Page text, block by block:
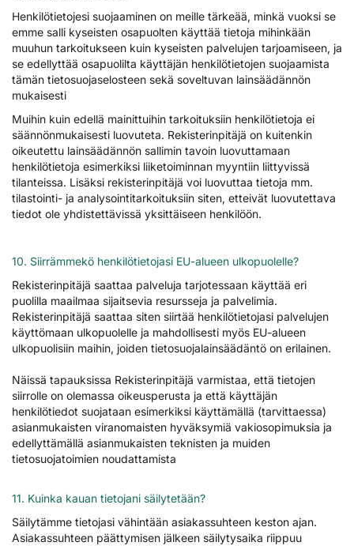
Henkilötietojesi suojaaminen on meille tärkeää, minkä vuoksi se
emme salli kyseisten osapuolten käyttää tietoja mihinkään
muuhun tarkoitukseen kuin kyseisten palvelujen tarjoamiseen, ja
se edellyttää osapuolilta käyttäjän henkilötietojen suojaamista
tämän tietosuojaselosteen sekä soveltuvan lainsäädännön
mukaisesti
Muihin kuin edellä mainittuihin tarkoituksiin henkilötietoja ei
säännönmukaisesti luovuteta. Rekisterinpitäjä on kuitenkin
oikeutettu lainsäädännön sallimin tavoin luovuttamaan
henkilötietoja esimerkiksi liiketoiminnan myyntiin liittyvissä
tilanteissa. Lisäksi rekisterinpitäjä voi luovuttaa tietoja mm.
tilastointi- ja analysointitarkoituksiin siten, etteivät luovutettava
tiedot ole yhdistettävissä yksittäiseen henkilöön.
10. Siirrämmekö henkilötietojasi EU-alueen ulkopuolelle?
Rekisterinpitäjä saattaa palveluja tarjotessaan käyttää eri
puolilla maailmaa sijaitsevia resursseja ja palvelimia.
Rekisterinpitäjä saattaa siten siirtää henkilötietojasi palvelujen
käyttömaan ulkopuolelle ja mahdollisesti myös EU-alueen
ulkopuolisiin maihin, joiden tietosuojalainsäädäntö on erilainen.
Näissä tapauksissa Rekisterinpitäjä varmistaa, että tietojen
siirrolle on olemassa oikeusperusta ja että käyttäjän
henkilötiedot suojataan esimerkiksi käyttämällä (tarvittaessa)
asianmukaisten viranomaisten hyväksymiä vakiosopimuksia ja
edellyttämällä asianmukaisten teknisten ja muiden
tietosuojatoimien noudattamista
11. Kuinka kauan tietojani säilytetään?
Säilytämme tietojasi vähintään asiakassuhteen keston ajan.
Asiakassuhteen päättymisen jälkeen säilytysaika riippuu